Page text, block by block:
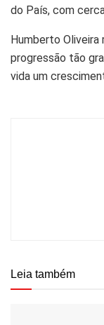
do País, com
Humberto Oliveira
progressão tão
vida um
Leia também